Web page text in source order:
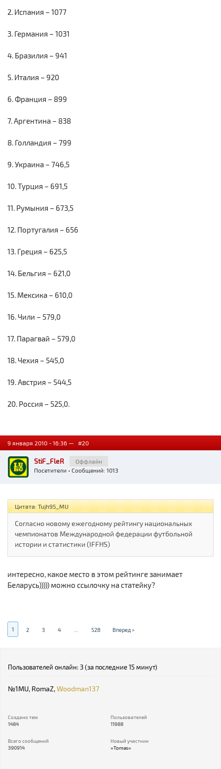
2. Испания – 1077
3. Германия – 1031
4. Бразилия – 941
5. Италия – 920
6. Франция – 899
7. Аргентина – 838
8. Голландия – 799
9. Украина – 746,5
10. Турция – 691,5
11. Румыния – 673,5
12. Португалия – 656
13. Греция – 625,5
14. Бельгия – 621,0
15. Мексика – 610,0
16. Чили – 579,0
17. Парагвай – 579,0
18. Чехия – 545,0
19. Австрия – 544,5
20. Россия – 525,0.
9 января 2010 - 16:36 — #20
StiF_FleR
Оффлайн
Посетители • Сообщений: 1013
Цитата: Tujh95_MU
Согласно новому ежегодному рейтингу национальных
чемпионатов Международной федерации футбольной
истории и статистики (IFFHS)
интересно, какое место в этом рейтинге занимает
Беларусь))))) можно ссылочку на статейку?
1 2 3 4 528 Вперед >
Пользователей онлайн: 3 (за последние 15 минут)
№1MU, RomaZ,Woodman137
Создано тем
1484
Всего сообщений
390914
Пользователей
11988
Новый участник
=Tomas=